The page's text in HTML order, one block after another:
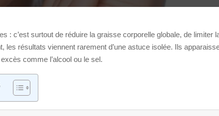
: c’est surtout de réduire la graisse corporelle globale, de limiter
résultats viennent rarement d’une astuce isolée. Ils
comme l’alcool ou le sel.